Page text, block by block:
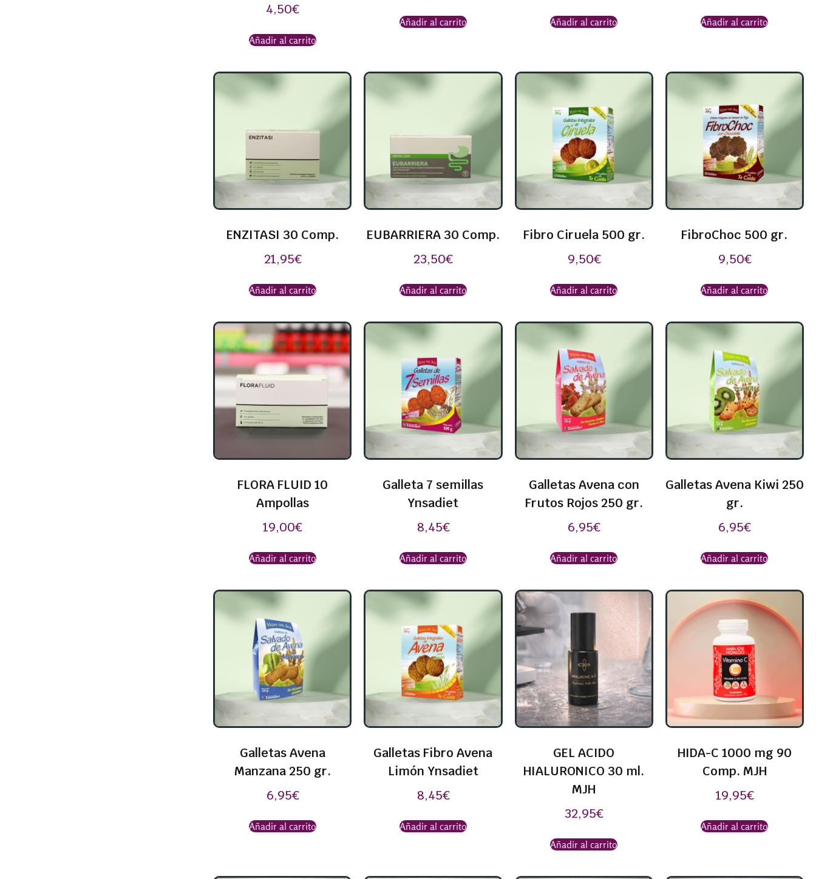
4,50€
Añadir al carrito
Añadir al carrito Añadir al carrito Añadir al carrito
ENZITASI 30 Comp.
21,95€
Añadir al carrito
EUBARRIERA 30 Comp.
23,50€
Añadir al carrito
Fibro Ciruela 500 gr.
9,50€
Añadir al carrito
FibroChoc 500 gr.
9,50€
Añadir al carrito
FLORA FLUID 10
Ampollas
19,00€
Añadir al carrito
Galleta 7 semillas
Ynsadiet
8,45€
Añadir al carrito
Galletas Avena con
Frutos Rojos 250 gr.
6,95€
Añadir al carrito
Galletas Avena Kiwi 250
gr.
6,95€
Añadir al carrito
Galletas Avena
Manzana 250 gr.
6,95€
Añadir al carrito
Galletas Fibro Avena
Limón Ynsadiet
8,45€
Añadir al carrito
GEL ACIDO
HIALURONICO 30 ml.
MJH
32,95€
Añadir al carrito
HIDA-C 1000 mg 90
Comp. MJH
19,95€
Añadir al carrito